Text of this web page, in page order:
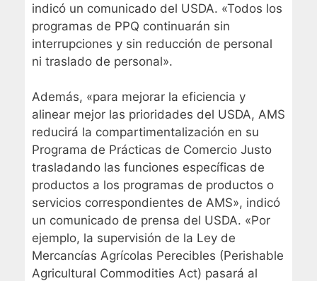
indicó un comunicado del USDA. «Todos los
programas de PPQ continuarán sin
interrupciones y sin reducción de personal
ni traslado de personal».
Además, «para mejorar la eficiencia y
alinear mejor las prioridades del USDA, AMS
reducirá la compartimentalización en su
Programa de Prácticas de Comercio Justo
trasladando las funciones específicas de
productos a los programas de productos o
servicios correspondientes de AMS», indicó
un comunicado de prensa del USDA. «Por
ejemplo, la supervisión de la Ley de
Mercancías Agrícolas Perecibles (Perishable
Agricultural Commodities Act) pasará al